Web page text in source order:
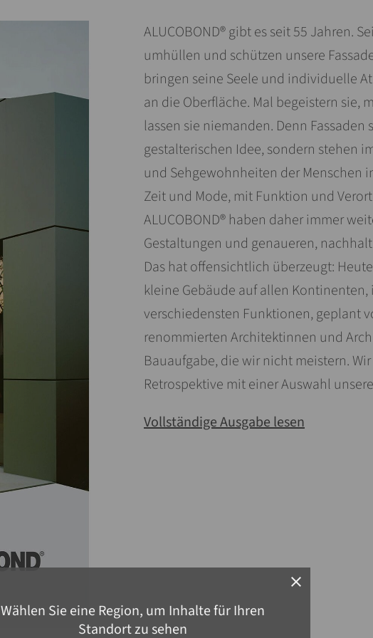
close
Wählen Sie eine Region, um Inhalte für Ihren
Standort zu sehen
ALUCOBOND® gibt es seit 55 Jahren.
umhüllen und schützen unsere
bringen seine Seele und individuelle
an die Oberfläche. Mal begeistern sie,
lassen sie niemanden. Denn
gestalterischen Idee, sondern stehen
und Sehgewohnheiten der Menschen
Zeit und Mode, mit Funktion und
ALUCOBOND® haben daher immer
Gestaltungen und genaueren,
Das hat offensichtlich überzeugt:
kleine Gebäude auf allen
verschiedensten Funktionen, geplant
renommierten Architektinnen und
Bauaufgabe, die wir nicht meistern.
Retrospektive mit einer Auswahl
Vollständige Ausgabe lesen